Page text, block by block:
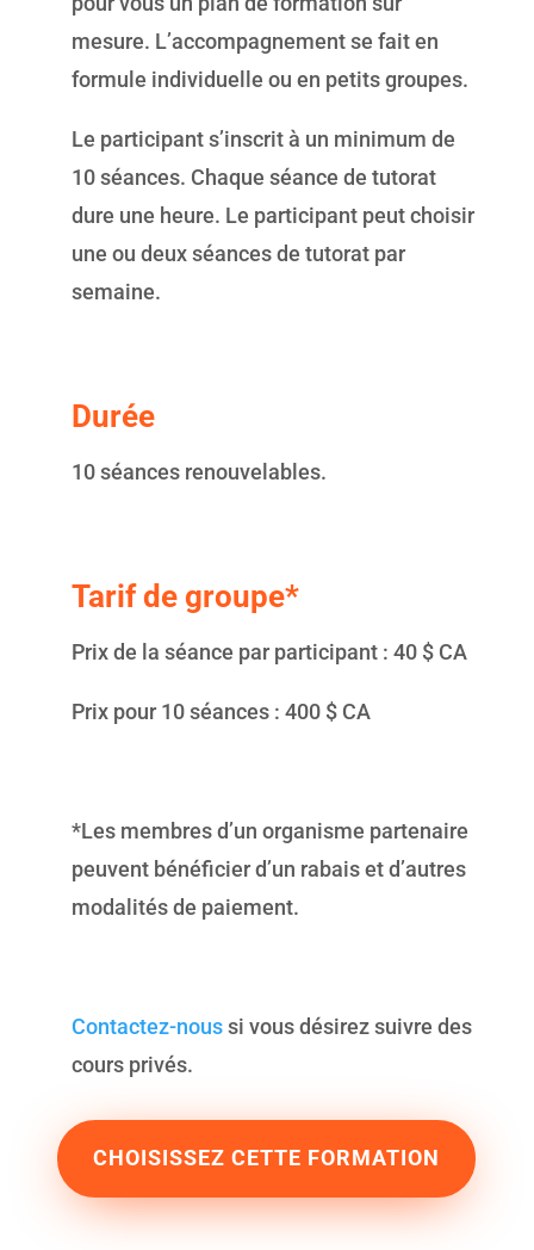
mesure. L’accompagnement se fait en
formule individuelle ou en petits groupes.
Le participant s’inscrit à un minimum de
10 séances. Chaque séance de tutorat
dure une heure. Le participant peut choisir
une ou deux séances de tutorat par
semaine.
Durée
10 séances renouvelables.
Tarif de groupe*
Prix de la séance par participant : 40 $ CA
Prix pour 10 séances : 400 $ CA
*Les membres d’un organisme partenaire
peuvent bénéficier d’un rabais et d’autres
modalités de paiement.
Contactez-noussi vous désirez suivre des
cours privés.
CHOISISSEZ CETTE FORMATION